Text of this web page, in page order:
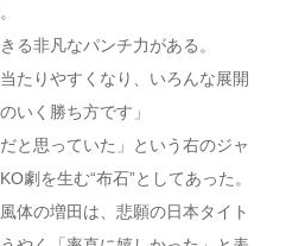
る非凡なパンチ力がある。
たりやすくなり、いろんな展開
いく勝ち方です」
と思っていた」という右のジャ
劇を生む“布石”としてあった。
体の増田は、悲願の日本タイト